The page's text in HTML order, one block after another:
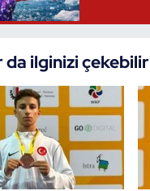
da ilginizi çekebilir